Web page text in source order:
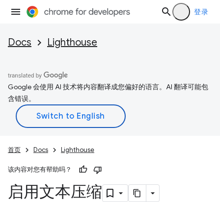
登录
Docs Lighthouse
Google 会使用 AI 技术将内容翻译成您偏好的语言。AI 翻译可能包
含错误。
首页 Docs Lighthouse
该内容对您有帮助吗？
启用文本压缩